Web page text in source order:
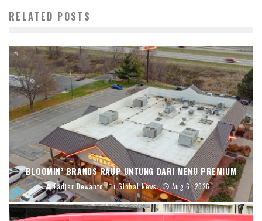
RELATED POSTS
BLOOMIN’ BRANDS RAUP UNTUNG DARI MENU PREMIUM
Fadjar Dewanto Global News Aug 6, 2026